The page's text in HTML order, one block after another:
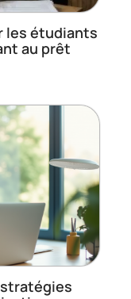
les étudiants
au prêt